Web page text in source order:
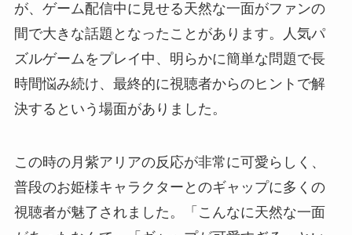
が、ゲーム配信中に見せる天然な一面がファンの
間で大きな話題となったことがあります。人気パ
ズルゲームをプレイ中、明らかに簡単な問題で長
時間悩み続け、最終的に視聴者からのヒントで解
決するという場面がありました。
この時の月紫アリアの反応が非常に可愛らしく、
普段のお姫様キャラクターとのギャップに多くの
視聴者が魅了されました。「こんなに天然な一面